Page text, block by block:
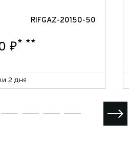
RIFGAZ-20150-50
₽* **
2 дня